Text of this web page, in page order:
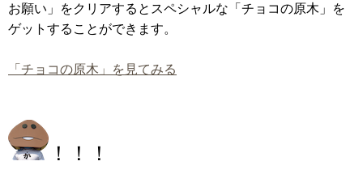
お願い」をクリアするとスペシャルな「チョコの原木」を
ゲットすることができます。
「チョコの原木」を見てみる
！！！